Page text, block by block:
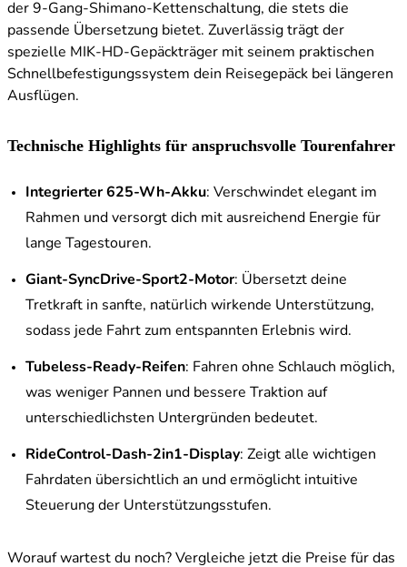
der 9-Gang-Shimano-Kettenschaltung, die stets die
passende Übersetzung bietet. Zuverlässig trägt der
spezielle MIK-HD-Gepäckträger mit seinem praktischen
Schnellbefestigungssystem dein Reisegepäck bei längeren
Ausflügen.
Technische Highlights für anspruchsvolle Tourenfahrer
Integrierter 625-Wh-Akku: Verschwindet elegant im
Rahmen und versorgt dich mit ausreichend Energie für
lange Tagestouren.
Giant-SyncDrive-Sport2-Motor: Übersetzt deine
Tretkraft in sanfte, natürlich wirkende Unterstützung,
sodass jede Fahrt zum entspannten Erlebnis wird.
Tubeless-Ready-Reifen: Fahren ohne Schlauch möglich,
was weniger Pannen und bessere Traktion auf
unterschiedlichsten Untergründen bedeutet.
RideControl-Dash-2in1-Display: Zeigt alle wichtigen
Fahrdaten übersichtlich an und ermöglicht intuitive
Steuerung der Unterstützungsstufen.
Worauf wartest du noch? Vergleiche jetzt die Preise für das